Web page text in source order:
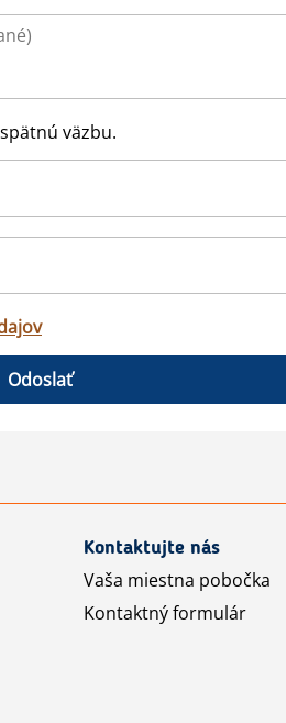
väzbu.
Odoslať
Kontaktujte nás
Vaša miestna pobočka
Kontaktný formulár